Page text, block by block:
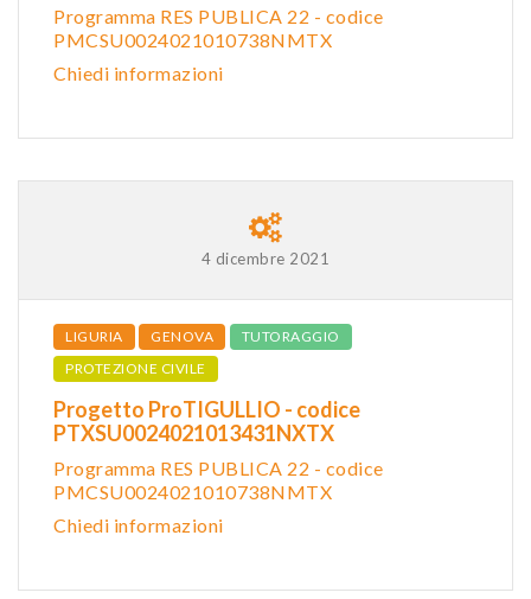
Programma RES PUBLICA 22 - codice
PMCSU0024021010738NMTX
Chiedi informazioni
4 dicembre 2021
LIGURIA GENOVA
TUTORAGGIO
PROTEZIONE CIVILE
Progetto ProTIGULLIO - codice
PTXSU0024021013431NXTX
Programma RES PUBLICA 22 - codice
PMCSU0024021010738NMTX
Chiedi informazioni